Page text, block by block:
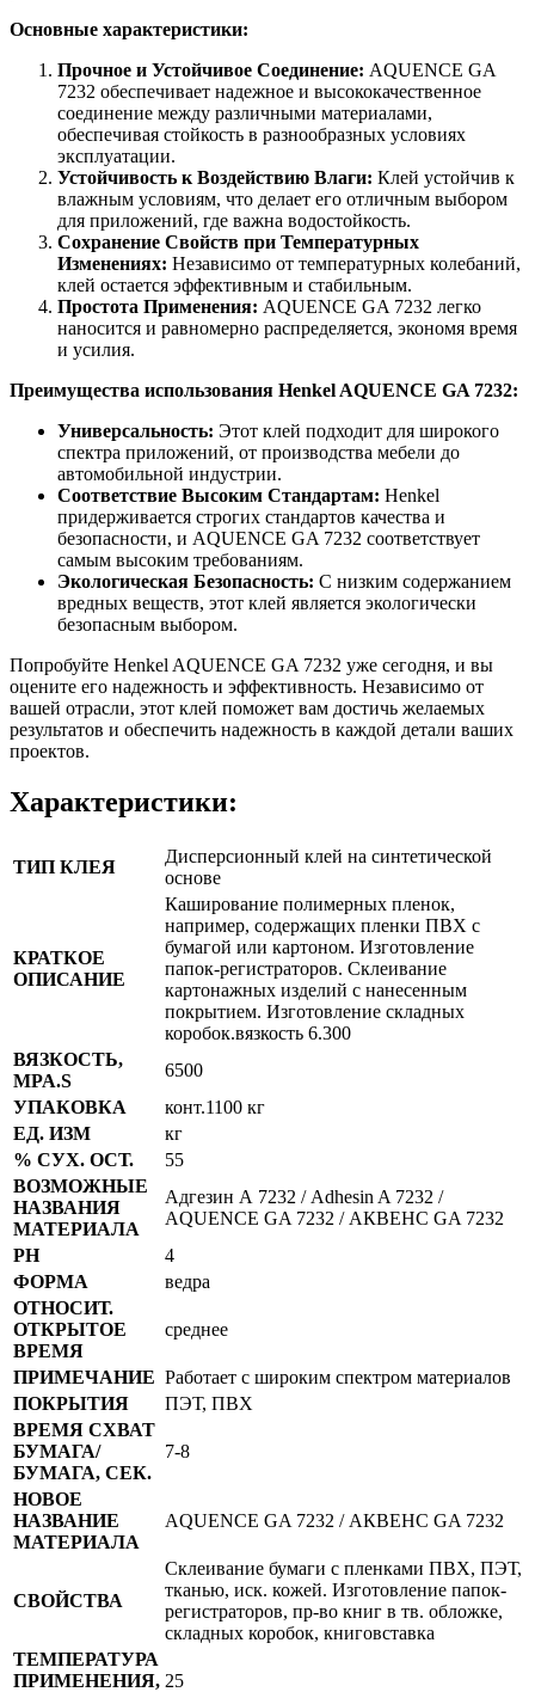
Основные характеристики:
Прочное и Устойчивое Соединение: AQUENCE GA
7232 обеспечивает надежное и высококачественное
соединение между различными материалами,
обеспечивая стойкость в разнообразных условиях
эксплуатации.
Устойчивость к Воздействию Влаги: Клей устойчив к
влажным условиям, что делает его отличным выбором
для приложений, где важна водостойкость.
Сохранение Свойств при Температурных
Изменениях: Независимо от температурных колебаний,
клей остается эффективным и стабильным.
Простота Применения: AQUENCE GA 7232 легко
наносится и равномерно распределяется, экономя время
и усилия.
Преимущества использования Henkel AQUENCE GA 7232:
Универсальность: Этот клей подходит для широкого
спектра приложений, от производства мебели до
автомобильной индустрии.
Соответствие Высоким Стандартам: Henkel
придерживается строгих стандартов качества и
безопасности, и AQUENCE GA 7232 соответствует
самым высоким требованиям.
Экологическая Безопасность: С низким содержанием
вредных веществ, этот клей является экологически
безопасным выбором.
Попробуйте Henkel AQUENCE GA 7232 уже сегодня, и вы
оцените его надежность и эффективность. Независимо от
вашей отрасли, этот клей поможет вам достичь желаемых
результатов и обеспечить надежность в каждой детали ваших
проектов.
Характеристики:
ТИП КЛЕЯ
Дисперсионный клей на синтетической
основе
КРАТКОЕ
ОПИСАНИЕ
Каширование полимерных пленок,
например, содержащих пленки ПВХ с
бумагой или картоном. Изготовление
папок-регистраторов. Склеивание
картонажных изделий с нанесенным
покрытием. Изготовление складных
коробок.вязкость 6.300
ВЯЗКОСТЬ,
MPA.S
6500
УПАКОВКА
конт.1100 кг
ЕД. ИЗМ
кг
% СУХ. ОСТ.
55
ВОЗМОЖНЫЕ
НАЗВАНИЯ
МАТЕРИАЛА
Адгезин А 7232 / Adhesin A 7232 /
AQUENCE GA 7232 / АКВЕНС GA 7232
PH
4
ФОРМА
ведра
ОТНОСИТ.
ОТКРЫТОЕ
ВРЕМЯ
среднее
ПРИМЕЧАНИЕ Работает с широким спектром материалов
ПОКРЫТИЯ
ПЭТ, ПВХ
ВРЕМЯ СХВАТ
БУМАГА/
БУМАГА, СЕК.
7-8
НОВОЕ
НАЗВАНИЕ
МАТЕРИАЛА
AQUENCE GA 7232 / АКВЕНС GA 7232
СВОЙСТВА
Склеивание бумаги с пленками ПВХ, ПЭТ,
тканью, иск. кожей. Изготовление папок-
регистраторов, пр-во книг в тв. обложке,
складных коробок, книговставка
ТЕМПЕРАТУРА
ПРИМЕНЕНИЯ, 25